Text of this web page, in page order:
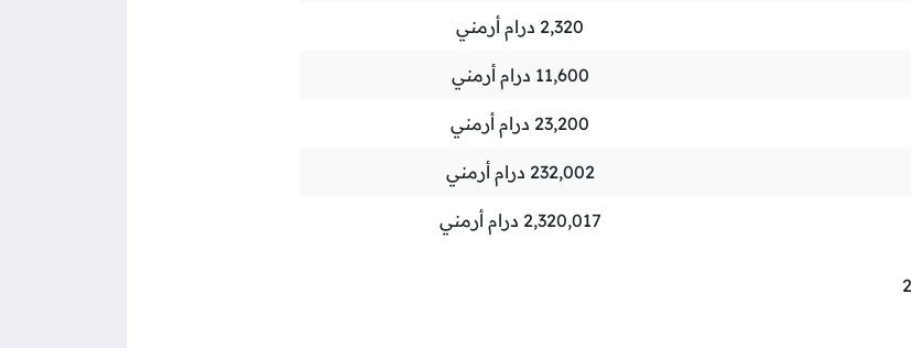
2,320 درام أرمني
11,600 درام أرمني
23,200 درام أرمني
232,002 درام أرمني
2,320,017 درام أرمني